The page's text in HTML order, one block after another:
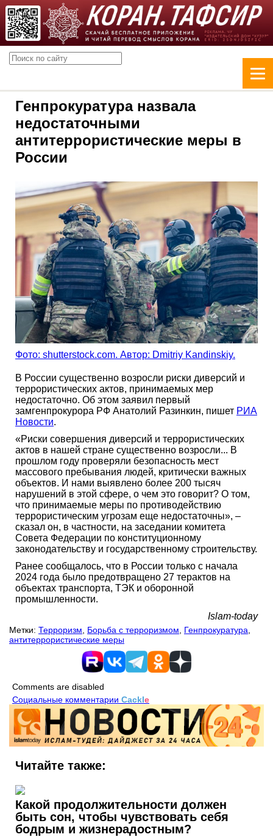
Генпрокуратура назвала
недостаточными
антитеррористические меры в
России
Фото: shutterstock.com. Автор: Dmitriy Kandinskiy.
В России существенно возросли риски диверсий и
террористических актов, принимаемых мер
недостаточно. Об этом заявил первый
замгенпрокурора РФ Анатолий Разинкин, пишет РИА
Новости.
«Риски совершения диверсий и террористических
актов в нашей стране существенно возросли... В
прошлом году проверяли безопасность мест
массового пребывания людей, критически важных
объектов. И нами выявлено более 200 тысяч
нарушений в этой сфере, о чем это говорит? О том,
что принимаемые меры по противодействию
террористическим угрозам еще недостаточны», –
сказал он, в частности, на заседании комитета
Совета Федерации по конституционному
законодательству и государственному строительству.
Ранее сообщалось, что в России только с начала
2024 года было предотвращено 27 терактов на
объектах транспорта, ТЭК и оборонной
промышленности.
Islam-today
Метки: Терроризм Борьба с терроризмом Генпрокуратура
антитеррористические меры
Comments are disabled
Социальные комментарии Cackle
Читайте также:
Какой продолжительности должен
быть сон, чтобы чувствовать себя
бодрым и жизнерадостным?